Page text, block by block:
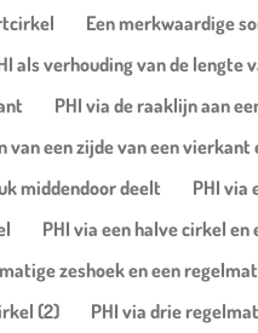
Een merkwaardige
als verhouding van de
PHI via de raaklijn aan
van een zijde van een vierkant
middendoor deelt
PHI via
PHI via een halve cirkel
zeshoek en een
(2)
PHI via drie